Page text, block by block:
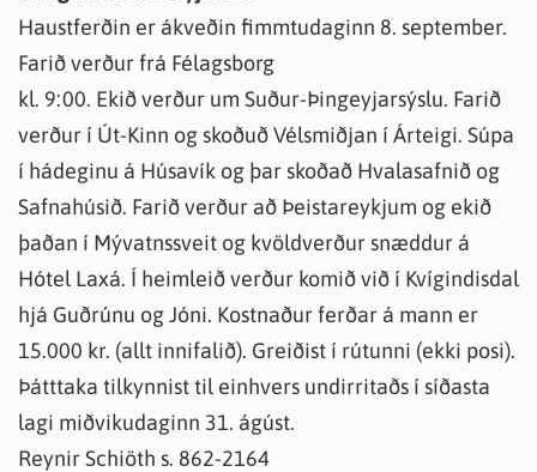
Haustferðin er ákveðin fimmtudaginn 8. september.
Farið verður frá Félagsborg
kl. 9:00. Ekið verður um Suður-Þingeyjarsýslu. Farið
verður í Út-Kinn og skoðuð Vélsmiðjan í Árteigi. Súpa
í hádeginu á Húsavík og þar skoðað Hvalasafnið og
Safnahúsið. Farið verður að Þeistareykjum og ekið
þaðan í Mývatnssveit og kvöldverður snæddur á
Hótel Laxá. Í heimleið verður komið við í Kvígindisdal
hjá Guðrúnu og Jóni. Kostnaður ferðar á mann er
15.000 kr. (allt innifalið). Greiðist í rútunni (ekki posi).
Þátttaka tilkynnist til einhvers undirritaðs í síðasta
lagi miðvikudaginn 31. ágúst.
Reynir Schiöth s. 862-2164